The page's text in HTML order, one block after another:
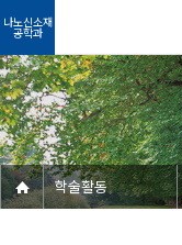
나노신소재
공학과
학술활동